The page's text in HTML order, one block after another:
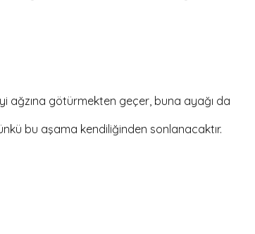
ağzına götürmekten geçer, buna ayağı da
bu aşama kendiliğinden sonlanacaktır.